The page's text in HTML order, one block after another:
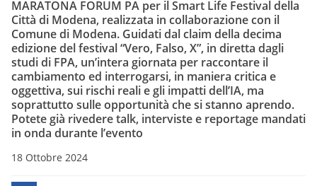
MARATONA FORUM PA per il Smart Life Festival della
Città di Modena, realizzata in collaborazione con il
Comune di Modena. Guidati dal claim della decima
edizione del festival “Vero, Falso, X”, in diretta dagli
studi di FPA, un’intera giornata per raccontare il
cambiamento ed interrogarsi, in maniera critica e
oggettiva, sui rischi reali e gli impatti dell’IA, ma
soprattutto sulle opportunità che si stanno aprendo.
Potete già rivedere talk, interviste e reportage mandati
in onda durante l’evento
18 Ottobre 2024